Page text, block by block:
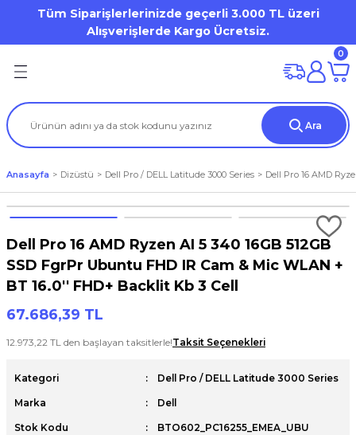
Tüm Siparişlerlerinizde geçerli 3.000 TL üzeri
Alışverişlerde Kargo Ücretsiz.
Geri Dön
7000 Series
/ Vostro / Inspiron Business
3000 Series
5000 Series
/ XPS+GPU
Geri Dön
Dell Pro Micro / Micro Form Factor MFF
Small Form Factor
Tower
Geri Dön
Desktop Workstation
DELL Precision WS
Mobile Workstation
Dell Precision Workstation
HP ZBook WorkStation
Geri Dön
Geri Dön
Geri Dön
Geri Dön
Geri Dön
Geri Dön
Geri Dön
Point
Ara
0
Anasayfa Dizüstü Dell Pro / DELL Latitude 3000 Series Dell Pro 16 AMD
Dell Pro 16 AMD Ryzen AI 5 340 16GB 512GB
SSD FgrPr Ubuntu FHD IR Cam & Mic WLAN +
BT 16.0'' FHD+ Backlit Kb 3 Cell
67.686,39 TL
12.973,22 TL den başlayan taksitlerle!Taksit Seçenekleri
Kategori Dell Pro / DELL Latitude 3000 Series
Marka Dell
Stok Kodu BTO602_PC16255_EMEA_UBU